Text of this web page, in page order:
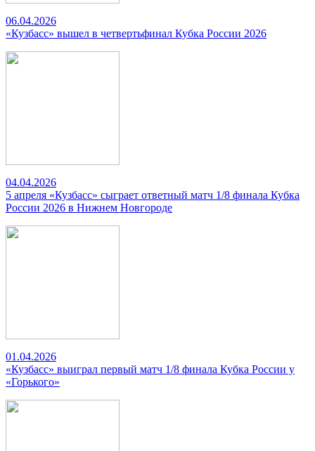
06.04.2026
«Кузбасс» вышел в четвертьфинал Кубка России 2026
04.04.2026
5 апреля «Кузбасс» сыграет ответный матч 1/8 финала Кубка
России 2026 в Нижнем Новгороде
01.04.2026
«Кузбасс» выиграл первый матч 1/8 финала Кубка России у
«Горького»